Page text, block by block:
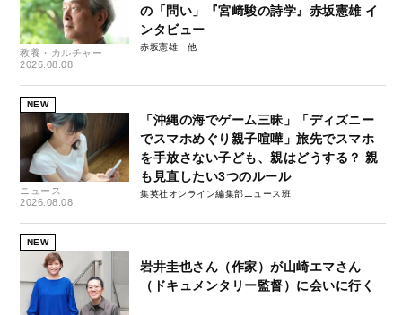
教養・カルチャー
2026.08.08
の「問い」『宮﨑駿の詩学』赤坂憲雄 イ
ンタビュー
赤坂憲雄
NEW
ニュース
2026.08.08
「沖縄の海でゲーム三昧」「ディズニー
でスマホめぐり親子喧嘩」旅先でスマホ
を手放さない子ども、親はどうする？ 親
も見直したい3つのルール
集英社オンライン編集部ニュース班
NEW
岩井圭也さん（作家）が山崎エマさん
（ドキュメンタリー監督）に会いに行く